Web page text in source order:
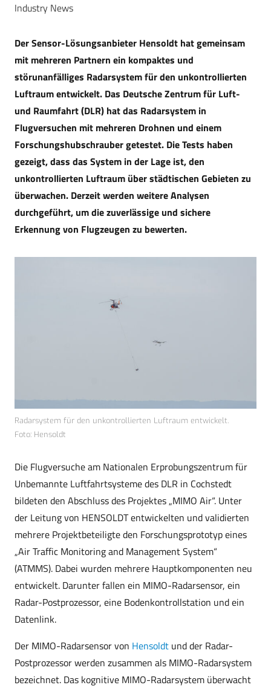
Industry News
Der Sensor-Lösungsanbieter Hensoldt hat gemeinsam
mit mehreren Partnern ein kompaktes und
störunanfälliges Radarsystem für den unkontrollierten
Luftraum entwickelt. Das Deutsche Zentrum für Luft-
und Raumfahrt (DLR) hat das Radarsystem in
Flugversuchen mit mehreren Drohnen und einem
Forschungshubschrauber getestet. Die Tests haben
gezeigt, dass das System in der Lage ist, den
unkontrollierten Luftraum über städtischen Gebieten zu
überwachen. Derzeit werden weitere Analysen
durchgeführt, um die zuverlässige und sichere
Erkennung von Flugzeugen zu bewerten.
Radarsystem für den unkontrollierten Luftraum entwickelt.
Foto: Hensoldt
Die Flugversuche am Nationalen Erprobungszentrum für
Unbemannte Luftfahrtsysteme des DLR in Cochstedt
bildeten den Abschluss des Projektes „MIMO Air“. Unter
der Leitung von HENSOLDT entwickelten und validierten
mehrere Projektbeteiligte den Forschungsprototyp eines
„Air Traffic Monitoring and Management System“
(ATMMS). Dabei wurden mehrere Hauptkomponenten neu
entwickelt. Darunter fallen ein MIMO-Radarsensor, ein
Radar-Postprozessor, eine Bodenkontrollstation und ein
Datenlink.
Der MIMO-Radarsensor von Hensoldt und der Radar-
Postprozessor werden zusammen als MIMO-Radarsystem
bezeichnet. Das kognitive MIMO-Radarsystem überwacht